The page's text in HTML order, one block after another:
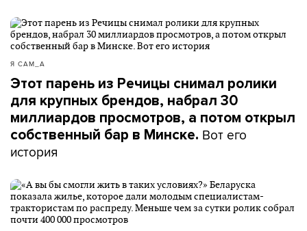
Я САМ_А
Этот парень из Речицы снимал ролики
для крупных брендов, набрал 30
миллиардов просмотров, а потом открыл
собственный бар в Минске. Вот его
история